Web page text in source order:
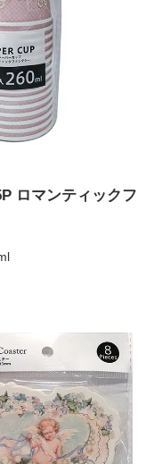
ロマンティックフ